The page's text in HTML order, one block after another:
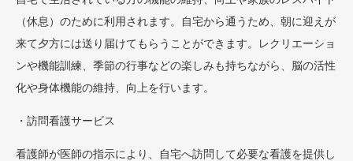
（休息）のために利用されます。自宅から通うため、朝に迎えが
来て夕方には送り届けてもらうことができます。レクリエーショ
ンや機能訓練、季節の行事などの楽しみも持ちながら、脳の活性
化や身体機能の維持、向上を行います。
・訪問看護サービス
看護師が医師の指示により、自宅へ訪問して必要な看護を提供し